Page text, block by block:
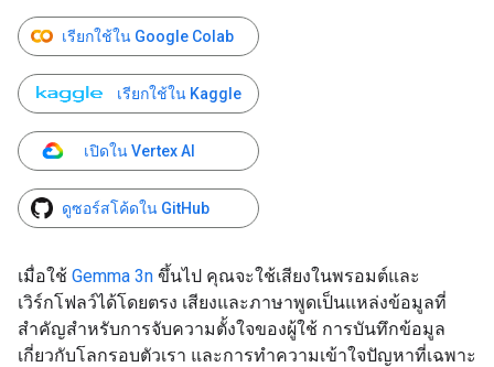
เรียกใช้ใน Google Colab
เรียกใช้ใน Kaggle
เปิดใน Vertex AI
ดูซอร์สโค้ดใน GitHub
เมื่อใช้ Gemma 3n ขึ้นไป คุณจะใช้เสียงในพรอมต์และ
เวิร์กโฟลว์ได้โดยตรง เสียงและภาษาพูดเป็นแหล่งข้อมูลที่
สำคัญสำหรับการจับความตั้งใจของผู้ใช้ การบันทึกข้อมูล
เกี่ยวกับโลกรอบตัวเรา และการทำความเข้าใจปัญหาที่เฉพาะ